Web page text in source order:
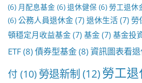
(6) 月配息基金 (6) 退休健保 (6) 勞工退休
(6) 公務人員退休金(7) 退休生活(7) 勞
頓穩定月收益基金(7) 基金(7) 基金投
ETF(8)債券型基金(8)資訊圖表看
付 (10) 勞退新制 (12)勞工